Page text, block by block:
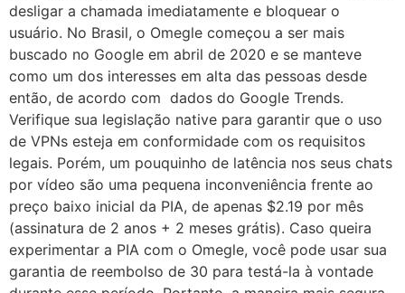
desligar a chamada imediatamente e bloquear o
usuário. No Brasil, o Omegle começou a ser mais
buscado no Google em abril de 2020 e se manteve
como um dos interesses em alta das pessoas desde
então, de acordo com dados do Google Trends.
Verifique sua legislação native para garantir que o uso
de VPNs esteja em conformidade com os requisitos
legais. Porém, um pouquinho de latência nos seus chats
por vídeo são uma pequena inconveniência frente ao
preço baixo inicial da PIA, de apenas $2.19 por mês
(assinatura de 2 anos + 2 meses grátis). Caso queira
experimentar a PIA com o Omegle, você pode usar sua
garantia de reembolso de 30 para testá-la à vontade